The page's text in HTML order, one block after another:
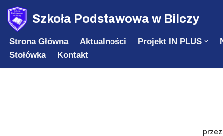
Przejdź
do
treści
Szkoła Podstawowa w Bilczy
Strona Główna Aktualności Projekt IN PLUS
Stołówka
Kontakt
przez